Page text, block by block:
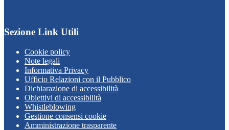
Sezione Link Utili
Cookie policy
Note legali
Informativa Privacy
Ufficio Relazioni con il Pubblico
Dichiarazione di accessibilità
Obiettivi di accessibilità
Whistleblowing
Gestione consensi cookie
Amministrazione trasparente